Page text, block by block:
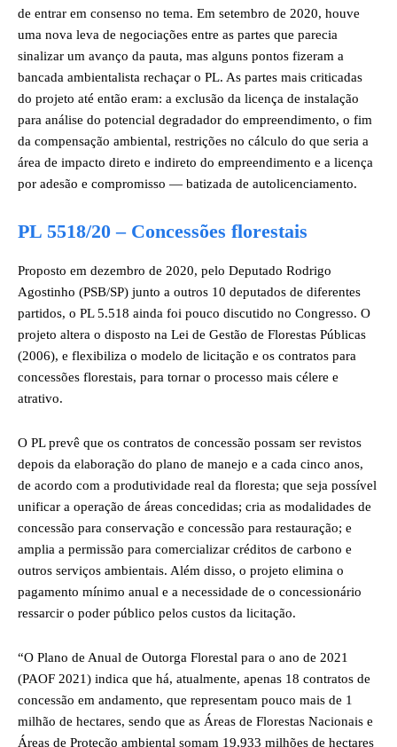
de entrar em consenso no tema. Em setembro de 2020, houve
uma nova leva de negociações entre as partes que parecia
sinalizar um avanço da pauta, mas alguns pontos fizeram a
bancada ambientalista rechaçar o PL. As partes mais criticadas
do projeto até então eram: a exclusão da licença de instalação
para análise do potencial degradador do empreendimento, o fim
da compensação ambiental, restrições no cálculo do que seria a
área de impacto direto e indireto do empreendimento e a licença
por adesão e compromisso — batizada de autolicenciamento.
PL 5518/20 – Concessões florestais
Proposto em dezembro de 2020, pelo Deputado Rodrigo
Agostinho (PSB/SP) junto a outros 10 deputados de diferentes
partidos, o PL 5.518 ainda foi pouco discutido no Congresso. O
projeto altera o disposto na Lei de Gestão de Florestas Públicas
(2006), e flexibiliza o modelo de licitação e os contratos para
concessões florestais, para tornar o processo mais célere e
atrativo.
O PL prevê que os contratos de concessão possam ser revistos
depois da elaboração do plano de manejo e a cada cinco anos,
de acordo com a produtividade real da floresta; que seja possível
unificar a operação de áreas concedidas; cria as modalidades de
concessão para conservação e concessão para restauração; e
amplia a permissão para comercializar créditos de carbono e
outros serviços ambientais. Além disso, o projeto elimina o
pagamento mínimo anual e a necessidade de o concessionário
ressarcir o poder público pelos custos da licitação.
“O Plano de Anual de Outorga Florestal para o ano de 2021
(PAOF 2021) indica que há, atualmente, apenas 18 contratos de
concessão em andamento, que representam pouco mais de 1
milhão de hectares, sendo que as Áreas de Florestas Nacionais e
Áreas de Proteção ambiental somam 19,933 milhões de hectares